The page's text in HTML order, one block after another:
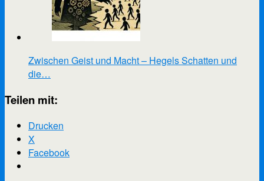
Zwischen Geist und Macht – Hegels Schatten und
die…
Teilen mit:
Drucken
X
Facebook